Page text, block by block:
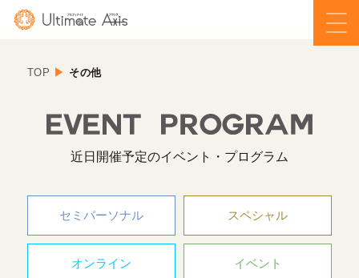
TOP その他
近日開催予定のイベント・プログラム
セミパーソナル スペシャル
オンライン イベント